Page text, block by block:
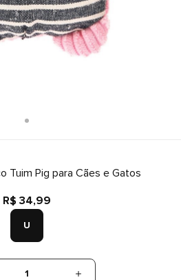
Tuim Pig para Cães e Gatos
R$ 34,99
U
1